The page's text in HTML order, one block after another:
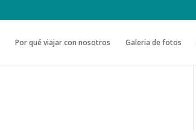
Por qué viajar con nosotros Galeria de fotos